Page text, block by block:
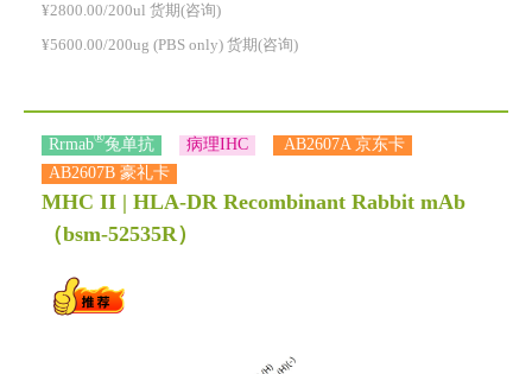
¥2800.00/200ul 货期(咨询)
¥5600.00/200ug (PBS only) 货期(咨询)
Rrmab®兔单抗 病理IHC
AB2607A 京东卡
AB2607B 豪礼卡
MHC II | HLA-DR Recombinant Rabbit mAb
（bsm-52535R）